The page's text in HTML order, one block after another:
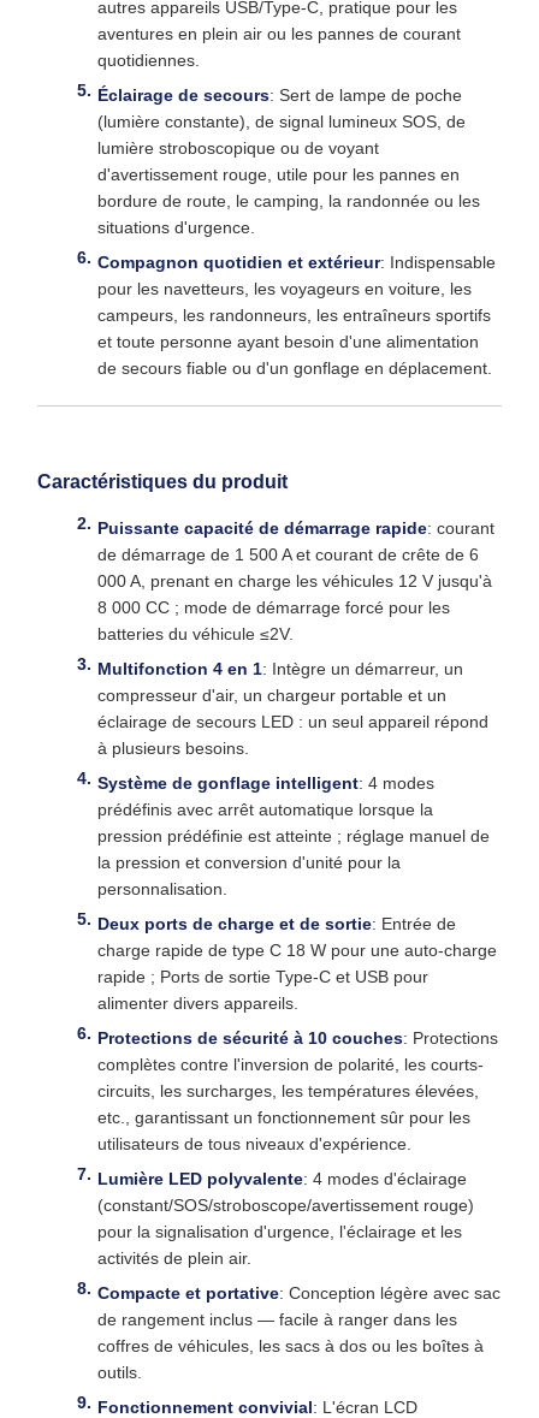
autres appareils USB/Type-C, pratique pour les
aventures en plein air ou les pannes de courant
quotidiennes.
Éclairage de secours: Sert de lampe de poche
(lumière constante), de signal lumineux SOS, de
lumière stroboscopique ou de voyant
d'avertissement rouge, utile pour les pannes en
bordure de route, le camping, la randonnée ou les
situations d'urgence.
Compagnon quotidien et extérieur: Indispensable
pour les navetteurs, les voyageurs en voiture, les
campeurs, les randonneurs, les entraîneurs sportifs
et toute personne ayant besoin d'une alimentation
de secours fiable ou d'un gonflage en déplacement.
Caractéristiques du produit
Puissante capacité de démarrage rapide: courant
de démarrage de 1 500 A et courant de crête de 6
000 A, prenant en charge les véhicules 12 V jusqu'à
8 000 CC ; mode de démarrage forcé pour les
batteries du véhicule ≤2V.
Multifonction 4 en 1: Intègre un démarreur, un
compresseur d'air, un chargeur portable et un
éclairage de secours LED : un seul appareil répond
à plusieurs besoins.
Système de gonflage intelligent: 4 modes
prédéfinis avec arrêt automatique lorsque la
pression prédéfinie est atteinte ; réglage manuel de
la pression et conversion d'unité pour la
personnalisation.
Deux ports de charge et de sortie: Entrée de
charge rapide de type C 18 W pour une auto-charge
rapide ; Ports de sortie Type-C et USB pour
alimenter divers appareils.
Protections de sécurité à 10 couches: Protections
complètes contre l'inversion de polarité, les courts-
circuits, les surcharges, les températures élevées,
etc., garantissant un fonctionnement sûr pour les
utilisateurs de tous niveaux d'expérience.
Lumière LED polyvalente: 4 modes d'éclairage
(constant/SOS/stroboscope/avertissement rouge)
pour la signalisation d'urgence, l'éclairage et les
activités de plein air.
Compacte et portative: Conception légère avec sac
de rangement inclus — facile à ranger dans les
coffres de véhicules, les sacs à dos ou les boîtes à
outils.
Fonctionnement convivial: L'écran LCD